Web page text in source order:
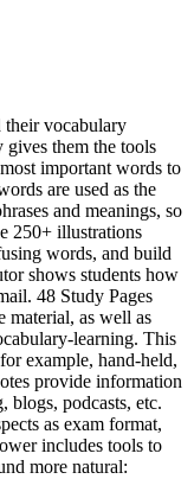
their vocabulary
them the tools
important words to
are used as the
and meanings, so
250+ illustrations
words, and build
shows students how
48 Study Pages
material, as well as
learning. This
example, hand-held,
provide information
blogs, podcasts, etc.
as exam format,
includes tools to
more natural: